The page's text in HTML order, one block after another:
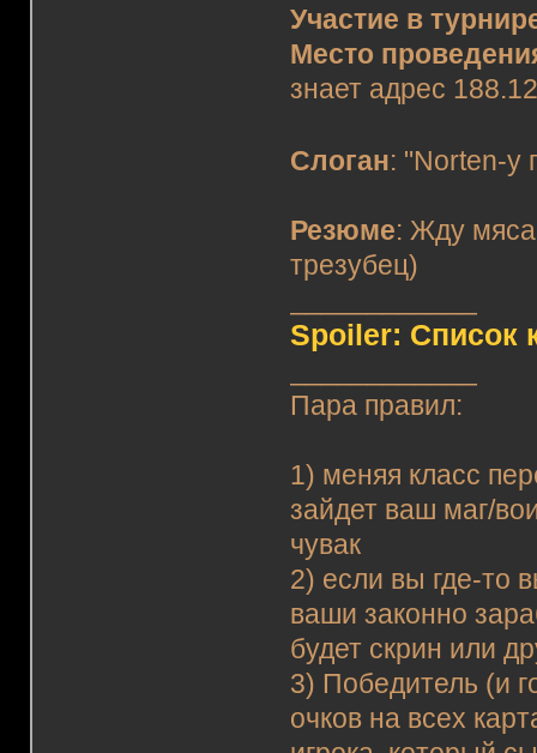
Участие в
Место
знает адрес
Слоган: "Norten-у
Резюме: Жду
трезубец)
Spoiler: Список
Пара правил:
1) меняя класс
зайдет ваш маг/
чувак
2) если вы где-то
ваши законно
будет скрин или
3) Победитель (и
очков на всех